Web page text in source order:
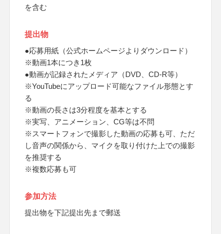
を含む
提出物
●応募用紙（公式ホームページよりダウンロード）
※動画1本につき1枚
●動画が記録されたメディア（DVD、CD-R等）
※YouTubeにアップロード可能なファイル形態とす
る
※動画の長さは3分程度を基本とする
※実写、アニメーション、CG等は不問
※スマートフォンで撮影した動画の応募も可、ただ
し音声の関係から、マイクを取り付けた上での撮影
を推奨する
※複数応募も可
参加方法
提出物を下記提出先まで郵送